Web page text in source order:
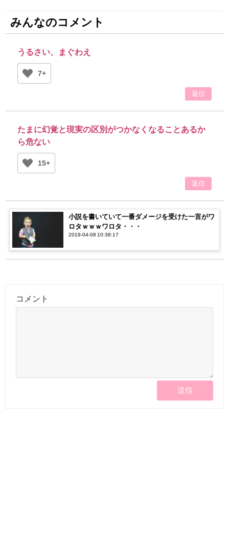
みんなのコメント
うるさい、まぐわえ
7+
返信
たまに幻覚と現実の区別がつかなくなることあるか
ら危ない
15+
返信
小説を書いていて一番ダメージを受けた一言がワ
ロタｗｗｗワロタ・・・
2019-04-08 10:38:17
コメント